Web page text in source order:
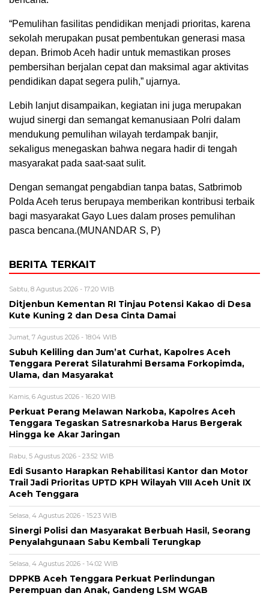
“Pemulihan fasilitas pendidikan menjadi prioritas, karena
sekolah merupakan pusat pembentukan generasi masa
depan. Brimob Aceh hadir untuk memastikan proses
pembersihan berjalan cepat dan maksimal agar aktivitas
pendidikan dapat segera pulih,” ujarnya.
Lebih lanjut disampaikan, kegiatan ini juga merupakan
wujud sinergi dan semangat kemanusiaan Polri dalam
mendukung pemulihan wilayah terdampak banjir,
sekaligus menegaskan bahwa negara hadir di tengah
masyarakat pada saat-saat sulit.
Dengan semangat pengabdian tanpa batas, Satbrimob
Polda Aceh terus berupaya memberikan kontribusi terbaik
bagi masyarakat Gayo Lues dalam proses pemulihan
pasca bencana.(MUNANDAR S, P)
BERITA TERKAIT
Sabtu, 8 Agustus 2026 - 17:20 WIB
Ditjenbun Kementan RI Tinjau Potensi Kakao di Desa
Kute Kuning 2 dan Desa Cinta Damai
Jumat, 7 Agustus 2026 - 18:04 WIB
Subuh Keliling dan Jum’at Curhat, Kapolres Aceh
Tenggara Pererat Silaturahmi Bersama Forkopimda,
Ulama, dan Masyarakat
Kamis, 6 Agustus 2026 - 16:20 WIB
Perkuat Perang Melawan Narkoba, Kapolres Aceh
Tenggara Tegaskan Satresnarkoba Harus Bergerak
Hingga ke Akar Jaringan
Rabu, 5 Agustus 2026 - 23:52 WIB
Edi Susanto Harapkan Rehabilitasi Kantor dan Motor
Trail Jadi Prioritas UPTD KPH Wilayah VIII Aceh Unit IX
Aceh Tenggara
Selasa, 4 Agustus 2026 - 15:23 WIB
Sinergi Polisi dan Masyarakat Berbuah Hasil, Seorang
Penyalahgunaan Sabu Kembali Terungkap
Selasa, 4 Agustus 2026 - 14:02 WIB
DPPKB Aceh Tenggara Perkuat Perlindungan
Perempuan dan Anak, Gandeng LSM WGAB